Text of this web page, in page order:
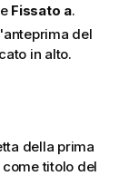
e Fissato a.
del
in alto.
della prima
titolo del